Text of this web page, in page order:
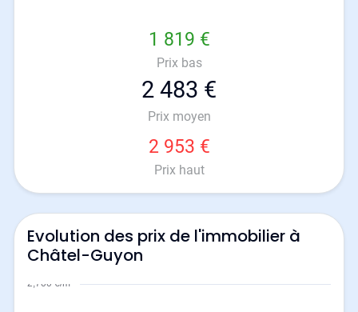
1 819 €
Prix bas
2 483 €
Prix moyen
2 953 €
Prix haut
Evolution des prix de l'immobilier à
Châtel-Guyon